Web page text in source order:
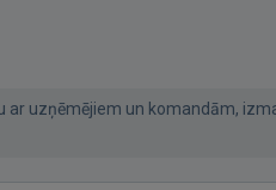
ar uzņēmējiem un komandām,